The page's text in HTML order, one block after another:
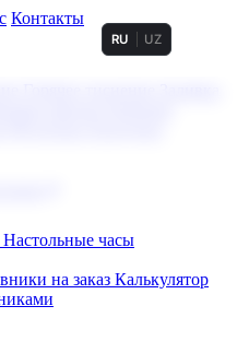
Контакты
RU UZ
Настольные часы
на заказ Калькулятор